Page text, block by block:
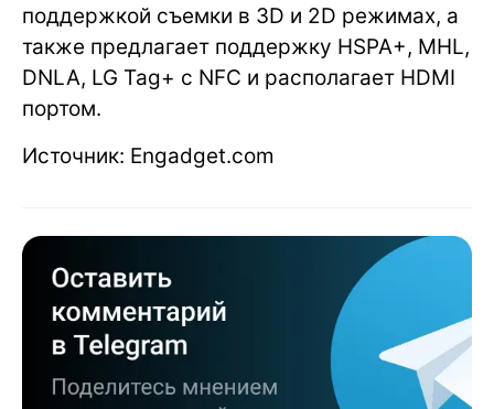
поддержкой съемки в 3D и 2D режимах, а
также предлагает поддержку HSPA+, MHL,
DNLA, LG Tag+ с NFC и располагает HDMI
портом.
Источник: Engadget.com